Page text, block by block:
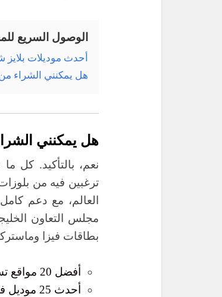
الوصول السريع
أحدث موديلات بلايز
هل يمكنني الشراء
هل يمكنني
نعم، بالتأكيد. كل
ترغبين فيه من
العالم، مع دعم
مجلس التعاون
بطاقات فيزا
أفضل 20 مواقع تسوق ملابس صينيه رخيصة
أحدث 25 موديل فساتين سهرة فخمة وراقية